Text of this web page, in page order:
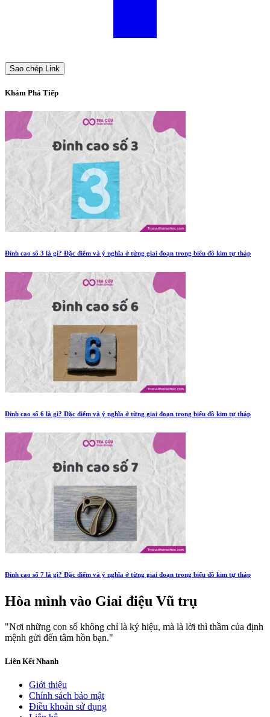
Sao chép Link
Khám Phá Tiếp
Đỉnh cao số 3 là gì? Đặc điểm và ý nghĩa ở từng giai đoạn trong biểu đồ kim tự tháp
Đỉnh cao số 6 là gì? Đặc điểm và ý nghĩa ở từng giai đoạn trong biểu đồ kim tự tháp
Đỉnh cao số 7 là gì? Đặc điểm và ý nghĩa ở từng giai đoạn trong biểu đồ kim tự tháp
Hòa mình vào Giai điệu Vũ trụ
"Nơi những con số không chỉ là ký hiệu, mà là lời thì thầm của định
mệnh gửi đến tâm hồn bạn."
Liên Kết Nhanh
Giới thiệu
Chính sách bảo mật
Điều khoản sử dụng